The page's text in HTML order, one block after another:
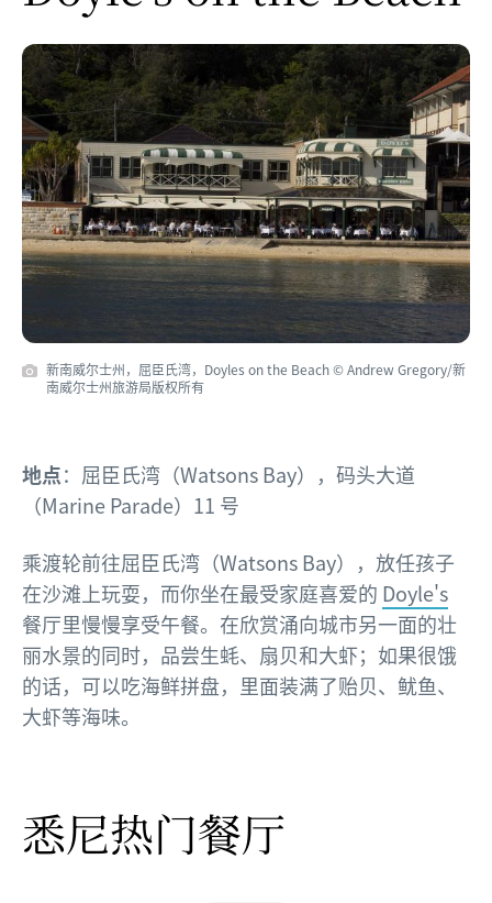
新南威尔士州，屈臣氏湾，Doyles on the Beach © Andrew Gregory/新
南威尔士州旅游局版权所有
地点：屈臣氏湾（Watsons Bay），码头大道
（Marine Parade）11 号
乘渡轮前往屈臣氏湾（Watsons Bay），放任孩子
在沙滩上玩耍，而你坐在最受家庭喜爱的 Doyle's
餐厅里慢慢享受午餐。在欣赏涌向城市另一面的壮
丽水景的同时，品尝生蚝、扇贝和大虾；如果很饿
的话，可以吃海鲜拼盘，里面装满了贻贝、鱿鱼、
大虾等海味。
悉尼热门餐厅